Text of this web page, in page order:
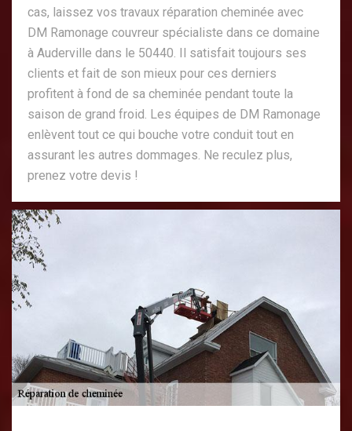
cas, laissez vos travaux réparation cheminée avec
DM Ramonage couvreur spécialiste dans ce domaine
à Auderville dans le 50440. Il satisfait toujours ses
clients et fait de son mieux pour ces derniers
profitent à fond de sa cheminée pendant toute la
saison de grand froid. Les équipes de DM Ramonage
enlèvent tout ce qui bouche votre conduit tout en
assurant les autres dommages. Ne reculez plus,
prenez votre devis !